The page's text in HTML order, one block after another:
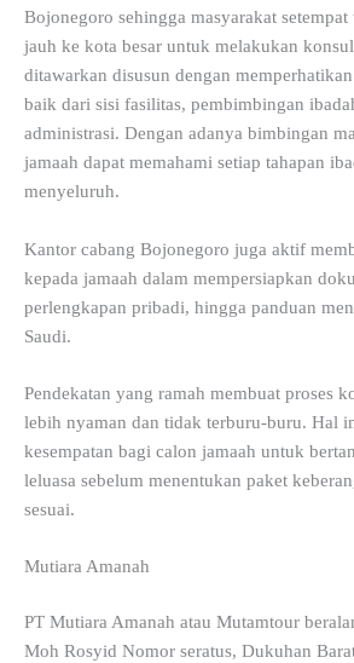
Bojonegoro sehingga masyarakat
jauh ke kota besar untuk melakukan
ditawarkan disusun dengan
baik dari sisi fasilitas, pembimbingan
administrasi. Dengan adanya bimbingan
jamaah dapat memahami setiap tahapan
menyeluruh.
Kantor cabang Bojonegoro juga aktif
kepada jamaah dalam mempersiapkan
perlengkapan pribadi, hingga panduan
Saudi.
Pendekatan yang ramah membuat proses
lebih nyaman dan tidak terburu-buru. Hal
kesempatan bagi calon jamaah untuk
leluasa sebelum menentukan paket
sesuai.
Mutiara Amanah
PT Mutiara Amanah atau Mutamtour
Moh Rosyid Nomor seratus, Dukuhan